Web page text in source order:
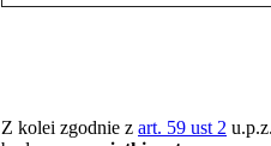
Z kolei zgodnie z art. 59 ust 2